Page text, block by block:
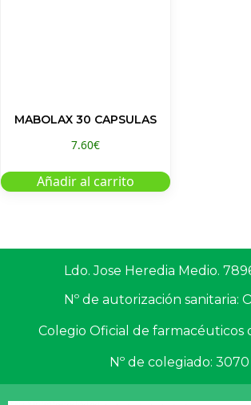
MABOLAX 30 CAPSULAS
7.60€
Añadir al carrito
Ldo. Jose Heredia Medio.
Nº de autorización sanitaria:
Colegio Oficial de farmacéuticos
Nº de colegiado: 3070